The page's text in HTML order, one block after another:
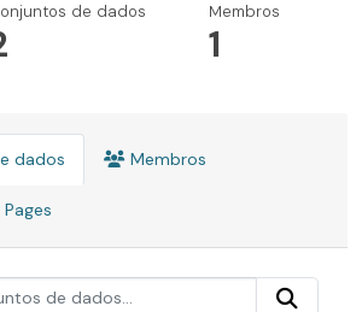
de dados Membros
1
dados Membros
Pages